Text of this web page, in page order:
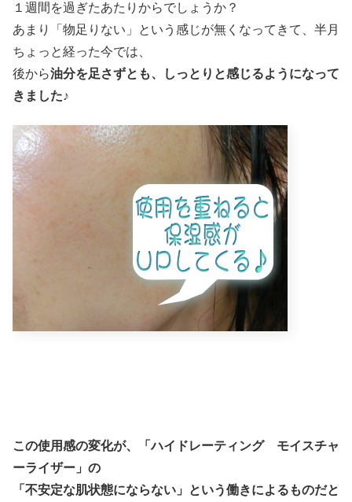
１週間を過ぎたあたりからでしょうか？
あまり「物足りない」という感じが無くなってきて、半月
ちょっと経った今では、
後から油分を足さずとも、しっとりと感じるようになって
きました♪
この使用感の変化が、「ハイドレーティング モイスチャ
ーライザー」の
「不安定な肌状態にならない」という働きによるものだと